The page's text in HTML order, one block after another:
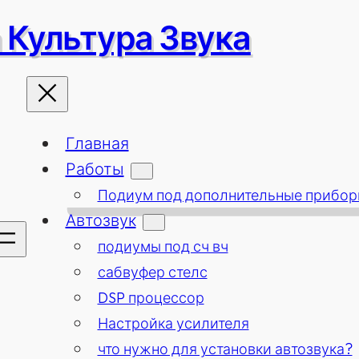
Звука
Главная
Работы
Подиум под дополнительные
Автозвук
подиумы под сч вч
сабвуфер стелс
DSP процессор
Настройка усилителя
что нужно для установки автозвука?